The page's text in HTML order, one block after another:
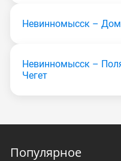
Невинномысск –
Невинномысск –
Чегет
Популярное